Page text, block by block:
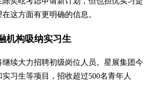
这方面有更明确的信息。
机构吸纳实习生
续大力招聘初级岗位人员。星展集团今
习生等项目，招收超过500名青年人